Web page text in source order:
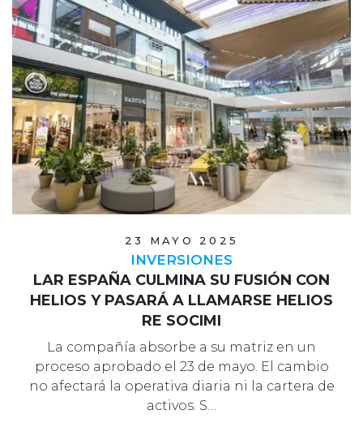
23 MAYO 2025
INVERSIONES
LAR ESPAÑA CULMINA SU FUSIÓN CON
HELIOS Y PASARÁ A LLAMARSE HELIOS
RE SOCIMI
La compañía absorbe a su matriz en un
proceso aprobado el 23 de mayo. El cambio
no afectará la operativa diaria ni la cartera de
activos. S…